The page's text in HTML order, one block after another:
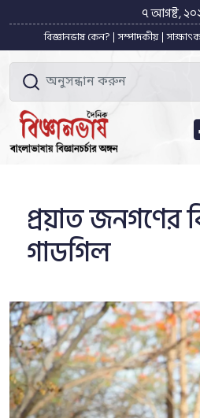
৭ আগষ্ট,
বিজ্ঞানভাষ কেন? সম্পাদকীয়
প্রয়াত জনগণের
গাডগিল